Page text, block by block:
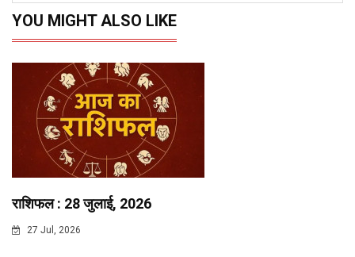
YOU MIGHT ALSO LIKE
राशिफल : 28 जुलाई, 2026
27 Jul, 2026